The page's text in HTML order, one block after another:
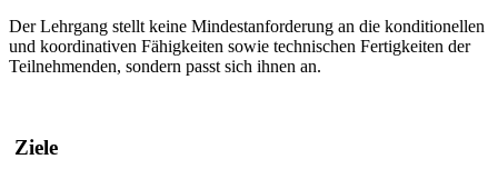
Der Lehrgang stellt keine Mindestanforderung an die konditionellen
und koordinativen Fähigkeiten sowie technischen Fertigkeiten der
Teilnehmenden, sondern passt sich ihnen an.
Ziele